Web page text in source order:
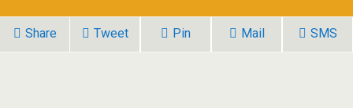
Share Tweet Pin Mail SMS